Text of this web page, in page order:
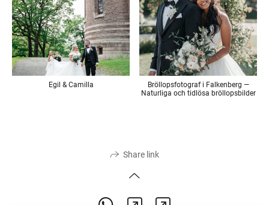
Egil & Camilla
Bröllopsfotograf i Falkenberg —
Naturliga och tidlösa bröllopsbilder
Share link